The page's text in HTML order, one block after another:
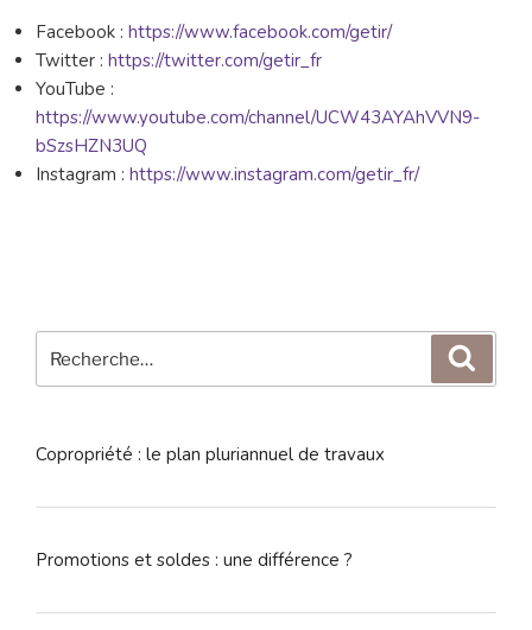
Facebook : https://www.facebook.com/getir/
Twitter : https://twitter.com/getir_fr
YouTube :
https://www.youtube.com/channel/UCW43AYAhVVN9-
bSzsHZN3UQ
Instagram : https://www.instagram.com/getir_fr/
pour
Copropriété : le plan pluriannuel de travaux
Promotions et soldes : une différence ?